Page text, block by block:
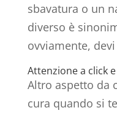
sbavatura o un
diverso è
ovviamente,
Attenzione a click
Altro aspetto da
cura quando si